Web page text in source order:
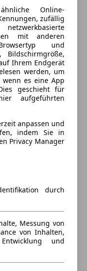
Online-
zufällig
mit anderen
und
Bildschirmgröße,
Ihrem Endgerät
werden, um
wenn es eine App
geschieht für
aufgeführten
anpassen und
indem Sie in
Privacy Manager
durch
Messung von
von Inhalten,
und